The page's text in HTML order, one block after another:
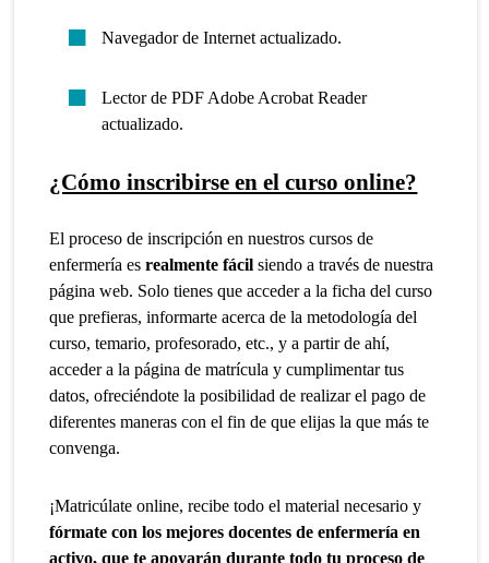
Navegador de Internet actualizado.
Lector de PDF Adobe Acrobat Reader
actualizado.
¿Cómo inscribirse en el curso online?
El proceso de inscripción en nuestros cursos de
enfermería esrealmente fácil siendo a través de nuestra
página web. Solo tienes que acceder a la ficha del curso
que prefieras, informarte acerca de la metodología del
curso, temario, profesorado, etc., y a partir de ahí,
acceder a la página de matrícula y cumplimentar tus
datos, ofreciéndote la posibilidad de realizar el pago de
diferentes maneras con el fin de que elijas la que más te
convenga.
¡Matricúlate online, recibe todo el material necesario y
fórmate con los mejores docentes de enfermería en
activo, que te apoyarán durante todo tu proceso de